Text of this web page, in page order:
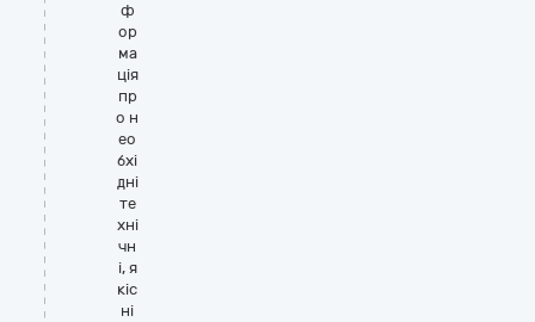
ф
ор
ма
ція
пр
о н
ео
бхі
дні
те
хні
чн
і, я
кіс
ні